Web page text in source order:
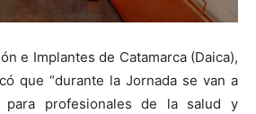
e Implantes de Catamarca (Daica),
que “durante la Jornada se van a
para profesionales de la salud y